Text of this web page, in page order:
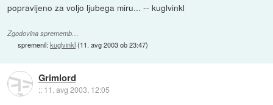
popravljeno za voljo ljubega miru... -- kuglvinkl
Zgodovina sprememb…
spremenil:kuglvinkl(11. avg 2003 ob 23:47)
Grimlord
:: 11. avg 2003, 12:05